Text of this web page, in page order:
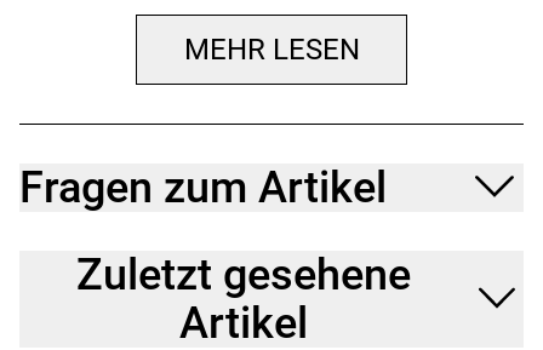
MEHR LESEN
Fragen zum Artikel
Zuletzt gesehene
Artikel